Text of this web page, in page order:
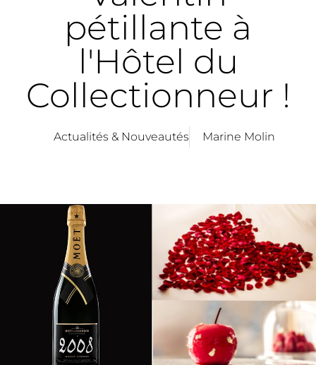
pétillante à
l'Hôtel du
Collectionneur !
Actualités & Nouveautés Marine Molin